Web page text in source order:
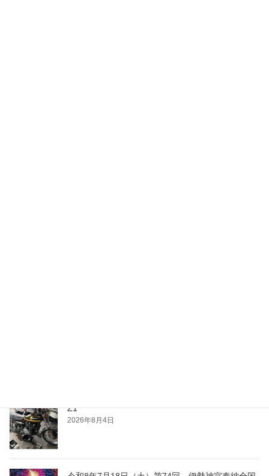
Z1
2026年8月4日